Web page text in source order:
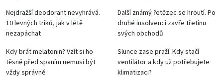
Nejdražší deodorant nevyhrává.
10 levných triků, jak v létě
nezapáchat
Další známý řetězec se hroutí. Po
druhé insolvenci zavře třetinu
svých obchodů
Kdy brát melatonin? Vzít si ho
těsně před spaním nemusí být
vždy správně
Slunce zase praží. Kdy stačí
ventilátor a kdy už potřebujete
klimatizaci?